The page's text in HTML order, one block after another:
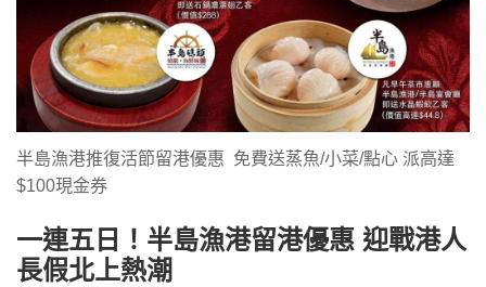
半島漁港推復活節留港優惠 免費送蒸魚/小菜/點心 派高達
$100現金券
一連五日！半島漁港留港優惠 迎戰港人
長假北上熱潮